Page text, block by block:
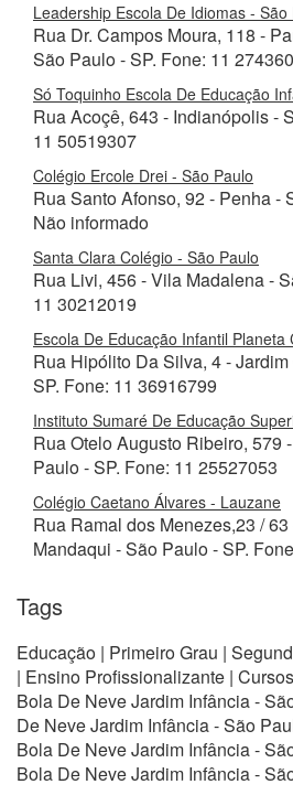
Leadership Escola De Idiomas - São
Rua Dr. Campos Moura, 118 -
São Paulo - SP. Fone: 11
Só Toquinho Escola De Educação
Rua Acoçê, 643 - Indianópolis -
11 50519307
Colégio Ercole Drei - São Paulo
Rua Santo Afonso, 92 - Penha -
Não informado
Santa Clara Colégio - São Paulo
Rua Livi, 456 - Vila Madalena -
11 30212019
Escola De Educação Infantil Planeta
Rua Hipólito Da Silva, 4 -
SP. Fone: 11 36916799
Instituto Sumaré De Educação
Rua Otelo Augusto Ribeiro, 579
Paulo - SP. Fone: 11 25527053
Colégio Caetano Álvares - Lauzane
Rua Ramal dos Menezes,23 /
Mandaqui - São Paulo - SP.
Tags
Educação | Primeiro Grau |
| Ensino Profissionalizante |
Bola De Neve Jardim Infância -
De Neve Jardim Infância - São
Bola De Neve Jardim Infância -
Bola De Neve Jardim Infância -